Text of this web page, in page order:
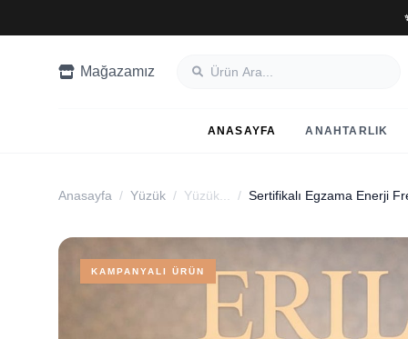
Mağazamız
ANASAYFA ANAHTARLIK
Anasayfa / Yüzük / Yüzük... /
KAMPANYALI ÜRÜN